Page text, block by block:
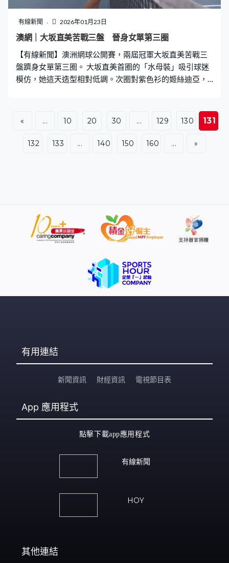
有線新聞 2026年01月23日
澳網｜大坂直美苦戰三盤 晉身女單第三圈
【有線新聞】澳洲網球公開賽，兩屆冠軍大坂直美苦戰三
盤躋身女單第三圈。 大坂直美首圈的「水母裝」吸引球迷
模仿，她這天造型相對低調。次圈對紫色衫的姬絲迪亞，
「掛拍」，最後一次亮相澳網，第二盤提升發球威力，以6
比4扳平。 前「一姐」大坂直美第三盤及時回勇贏6比2
ｍ，盤數2比1晉級，握手時有點火藥味，姬絲迪亞因為不
« ... 10 20 30 ... 129 130 131
132 133 ... 140 150 160 ... »
有用連結
新聞資訊 財經資訊 電視節目表
App 應用程式
點擊下載app應用程式
有線新聞
HOY
其他連結